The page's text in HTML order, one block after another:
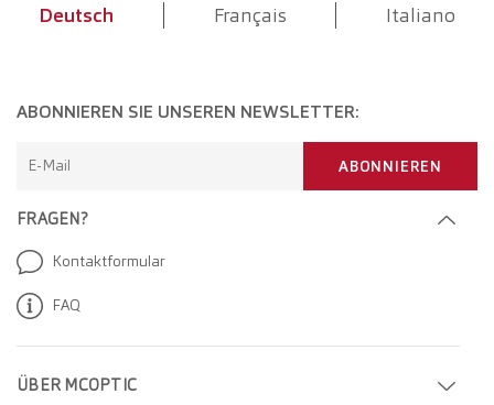
Deutsch Français Italiano
ÜBER MCOPTIC
FRAGEN?
Kontaktformular
FAQ
ABONNIEREN SIE UNSEREN NEWSLETTER:
E-Mail ABONNIEREN